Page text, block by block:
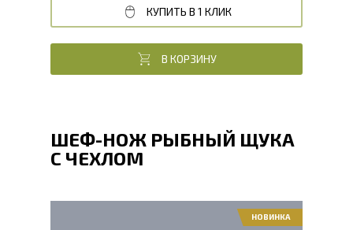
КУПИТЬ В 1 КЛИК
В КОРЗИНУ
ШЕФ-НОЖ РЫБНЫЙ ЩУКА
С ЧЕХЛОМ
НОВИНКА